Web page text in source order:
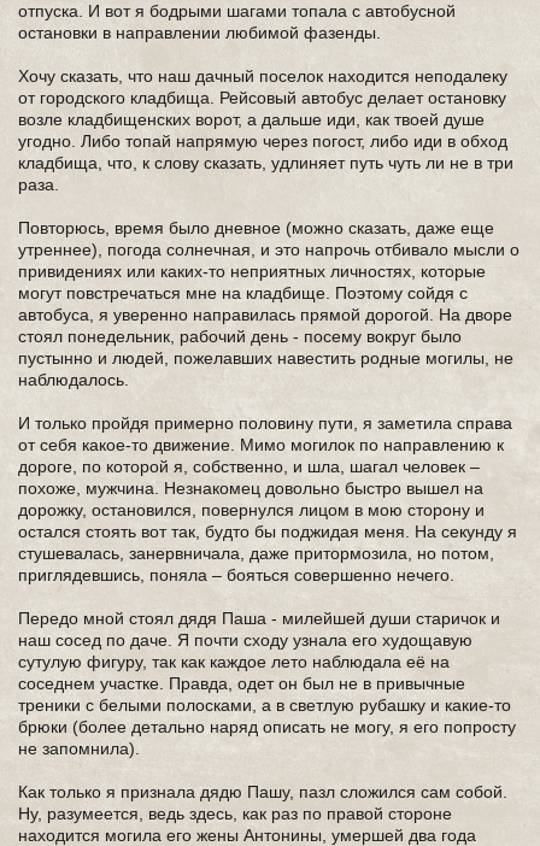
отпуска. И вот я бодрыми шагами топала с автобусной
остановки в направлении любимой фазенды.
Хочу сказать, что наш дачный поселок находится неподалеку
от городского кладбища. Рейсовый автобус делает остановку
возле кладбищенских ворот, а дальше иди, как твоей душе
угодно. Либо топай напрямую через погост, либо иди в обход
кладбища, что, к слову сказать, удлиняет путь чуть ли не в три
раза.
Повторюсь, время было дневное (можно сказать, даже еще
утреннее), погода солнечная, и это напрочь отбивало мысли о
привидениях или каких-то неприятных личностях, которые
могут повстречаться мне на кладбище. Поэтому сойдя с
автобуса, я уверенно направилась прямой дорогой. На дворе
стоял понедельник, рабочий день - посему вокруг было
пустынно и людей, пожелавших навестить родные могилы, не
наблюдалось.
И только пройдя примерно половину пути, я заметила справа
от себя какое-то движение. Мимо могилок по направлению к
дороге, по которой я, собственно, и шла, шагал человек –
похоже, мужчина. Незнакомец довольно быстро вышел на
дорожку, остановился, повернулся лицом в мою сторону и
остался стоять вот так, будто бы поджидая меня. На секунду я
стушевалась, занервничала, даже притормозила, но потом,
приглядевшись, поняла – бояться совершенно нечего.
Передо мной стоял дядя Паша - милейшей души старичок и
наш сосед по даче. Я почти сходу узнала его худощавую
сутулую фигуру, так как каждое лето наблюдала её на
соседнем участке. Правда, одет он был не в привычные
треники с белыми полосками, а в светлую рубашку и какие-то
брюки (более детально наряд описать не могу, я его попросту
не запомнила).
Как только я признала дядю Пашу, пазл сложился сам собой.
Ну, разумеется, ведь здесь, как раз по правой стороне
находится могила его жены Антонины, умершей два года